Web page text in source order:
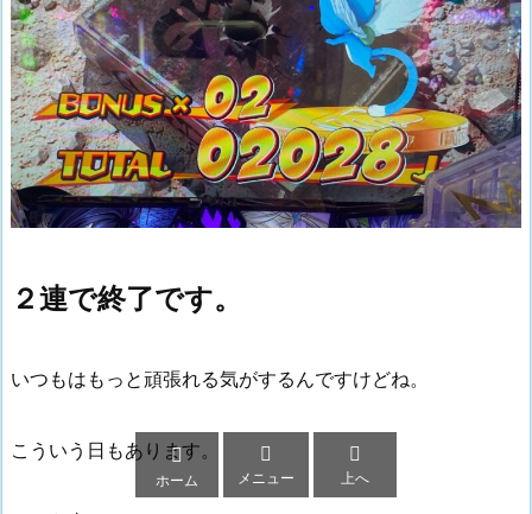
２連で終了です。
いつもはもっと頑張れる気がするんですけどね。
こういう日もあります。

ホーム

メニュー

上へ